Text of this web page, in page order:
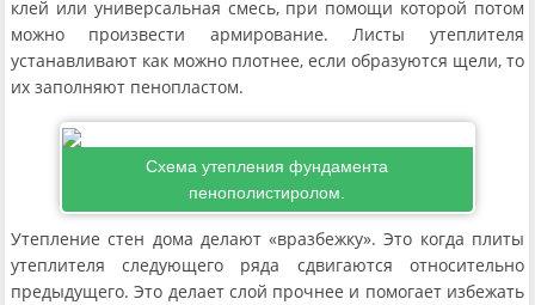
клей или универсальная смесь, при помощи которой потом
можно произвести армирование. Листы утеплителя
устанавливают как можно плотнее, если образуются щели, то
их заполняют пенопластом.
Схема утепления фундамента
пенополистиролом.
Утепление стен дома делают «вразбежку». Это когда плиты
утеплителя следующего ряда сдвигаются относительно
предыдущего. Это делает слой прочнее и помогает избежать